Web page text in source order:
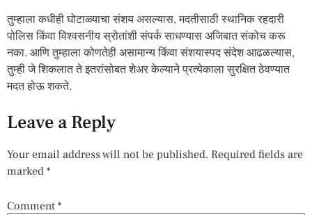
तुम्हाला कधीही घोटाळ्याचा संशय असल्यास, मदतीसाठी स्थानिक रहदारी
पोलिस किंवा विश्वसनीय स्रोतांशी संपर्क साधण्यास अजिबात संकोच करू
नका. आणि तुम्हाला कोणतेही असामान्य किंवा संशयास्पद संदेश आढळल्यास,
तुम्ही जे शिकलात ते इतरांसोबत शेअर केल्याने प्रत्येकाला सुरक्षित ठेवण्यात
मदत होऊ शकते.
Leave a Reply
Your email address will not be published. Required fields are
marked *
Comment *